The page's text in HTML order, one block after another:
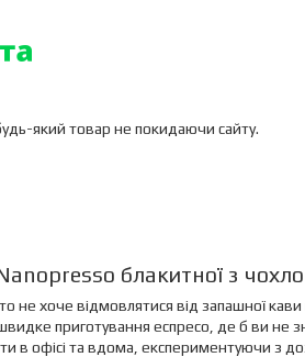
який товар не покидаючи сайту.
блакитної з
хоче відмовлятися від запашної
приготування еспресо, де б ви не
в офісі та вдома, експериментуючи з